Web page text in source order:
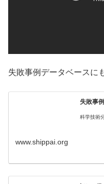
失敗事例データベースに
失敗事
科学技術
www.shippai.org